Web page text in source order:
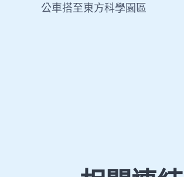
公車搭至東方科學園區